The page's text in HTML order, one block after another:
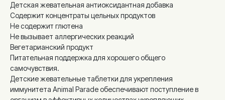
Детская жевательная антиоксидантная добавка
Содержит концентраты цельных продуктов
Не содержит глютена
Не вызывает аллергических реакций
Вегетарианский продукт
Питательная поддержка для хорошего общего
самочувствия.
Детские жевательные таблетки для укрепления
иммунитета Animal Parade обеспечивают поступление в